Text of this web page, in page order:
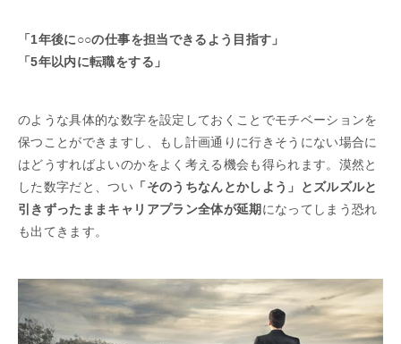
「1年後に○○の仕事を担当できるよう目指す」
「5年以内に転職をする」
のような具体的な数字を設定しておくことでモチベーションを
保つことができますし、もし計画通りに行きそうにない場合に
はどうすればよいのかをよく考える機会も得られます。漠然と
した数字だと、つい 「そのうちなんとかしよう」とズルズルと
引きずったままキャリアプラン全体が延期になってしまう恐れ
も出てきます。